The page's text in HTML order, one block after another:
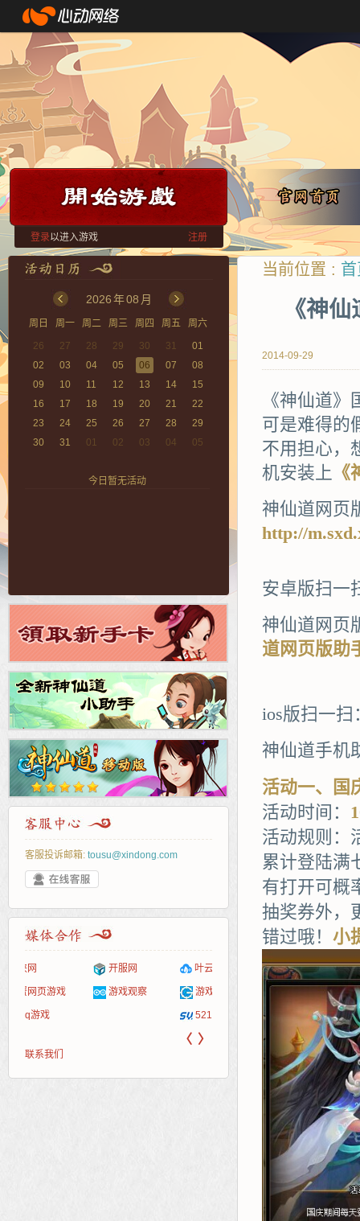
登录以进入游戏 注册
2026年08 月
周日 周一 周二 周三 周四 周五
周六
26
27 28 29 30 31
01
02
03 04 05 06 07
08
09
10 11 12 13 14
15
16
17 18 19 20 21
22
23
24 25 26 27 28
29
30
31 01 02 03 04 05
今日暂无活动
客服投诉邮箱: tousu@xindong.com
游戏嘟嘟
游戏港口 发号网
521G手游
〈 〉
联系我们
当前位置 :
《神
2014-09-29
《神仙道
可是难得的
不用担心，
机安装上
神仙道网页
http://
安卓版扫一
神仙道网页
道网页版助
ios版扫一扫
神仙道手机
活动一、国
活动时间：
活动规则：
累计登陆满
有打开可概
抽奖券外，
错过哦！ 小